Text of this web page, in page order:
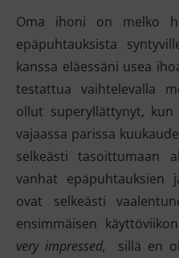
Oma ihoni on melko
epäpuhtauksista
kanssa eläessäni usea
testattua vaihtelevalla
ollut superyllättynyt,
vajaassa parissa
selkeästi tasoittumaan
vanhat epäpuhtauksien
ovat selkeästi
ensimmäisen
very impressed,
sillä en